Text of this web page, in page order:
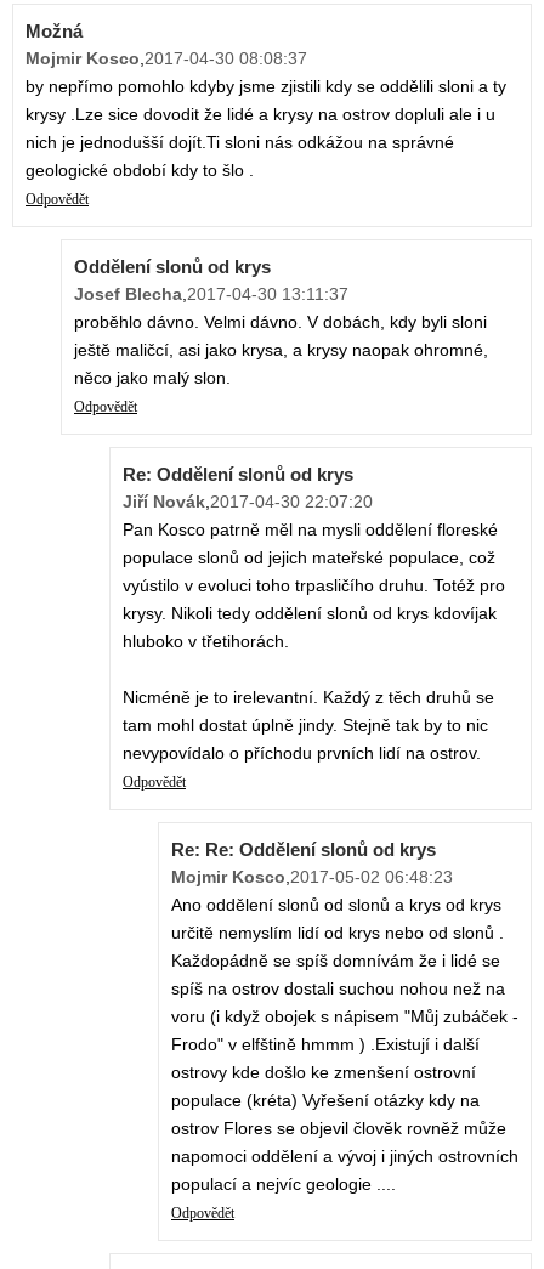
Možná
Mojmir Kosco,2017-04-30 08:08:37
by nepřímo pomohlo kdyby jsme zjistili kdy se oddělili sloni a ty
krysy .Lze sice dovodit že lidé a krysy na ostrov dopluli ale i u
nich je jednodušší dojít.Ti sloni nás odkážou na správné
geologické období kdy to šlo .
Odpovědět
Oddělení slonů od krys
Josef Blecha,2017-04-30 13:11:37
proběhlo dávno. Velmi dávno. V dobách, kdy byli sloni
ještě maličcí, asi jako krysa, a krysy naopak ohromné,
něco jako malý slon.
Odpovědět
Re: Oddělení slonů od krys
Jiří Novák,2017-04-30 22:07:20
Pan Kosco patrně měl na mysli oddělení floreské
populace slonů od jejich mateřské populace, což
vyústilo v evoluci toho trpasličího druhu. Totéž pro
krysy. Nikoli tedy oddělení slonů od krys kdovíjak
hluboko v třetihorách.
Nicméně je to irelevantní. Každý z těch druhů se
tam mohl dostat úplně jindy. Stejně tak by to nic
nevypovídalo o příchodu prvních lidí na ostrov.
Odpovědět
Re: Re: Oddělení slonů od krys
Mojmir Kosco,2017-05-02 06:48:23
Ano oddělení slonů od slonů a krys od krys
určitě nemyslím lidí od krys nebo od slonů .
Každopádně se spíš domnívám že i lidé se
spíš na ostrov dostali suchou nohou než na
voru (i když obojek s nápisem "Můj zubáček -
Frodo" v elfštině hmmm ) .Existují i další
ostrovy kde došlo ke zmenšení ostrovní
populace (kréta) Vyřešení otázky kdy na
ostrov Flores se objevil člověk rovněž může
napomoci oddělení a vývoj i jiných ostrovních
populací a nejvíc geologie ....
Odpovědět